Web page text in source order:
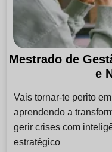
Mestrado de
e
Vais tornar-te perito
aprendendo a
gerir crises com
estratégico